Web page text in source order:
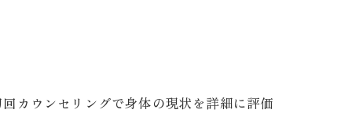
カウンセリングで身体の現状を詳細に評価